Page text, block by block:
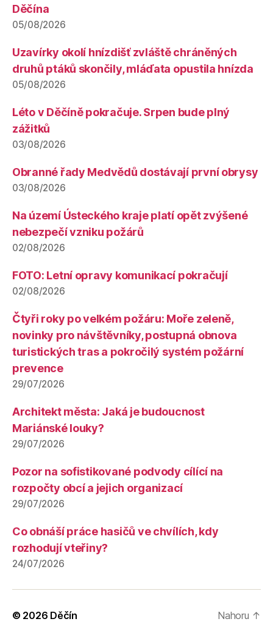
Děčína
05/08/2026
Uzavírky okolí hnízdišť zvláště chráněných
druhů ptáků skončily, mláďata opustila hnízda
05/08/2026
Léto v Děčíně pokračuje. Srpen bude plný
zážitků
03/08/2026
Obranné řady Medvědů dostávají první obrysy
03/08/2026
Na území Ústeckého kraje platí opět zvýšené
nebezpečí vzniku požárů
02/08/2026
FOTO: Letní opravy komunikací pokračují
02/08/2026
Čtyři roky po velkém požáru: Moře zeleně,
novinky pro návštěvníky, postupná obnova
turistických tras a pokročilý systém požární
prevence
29/07/2026
Architekt města: Jaká je budoucnost
Mariánské louky?
29/07/2026
Pozor na sofistikované podvody cílící na
rozpočty obcí a jejich organizací
29/07/2026
Co obnáší práce hasičů ve chvílích, kdy
rozhodují vteřiny?
24/07/2026
© 2026 Děčín Nahoru ↑